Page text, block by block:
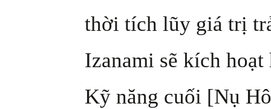
thời tích lũy giá trị
Izanami sẽ kích
Kỹ năng cuối [Nụ